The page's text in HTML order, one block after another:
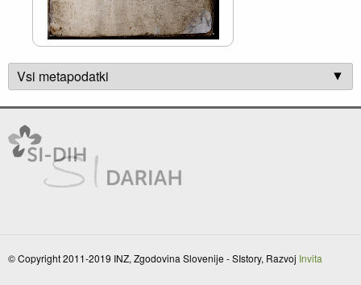
Vsi metapodatki
© Copyright 2011-2019 INZ, Zgodovina Slovenije - SIstory, Razvoj Invita